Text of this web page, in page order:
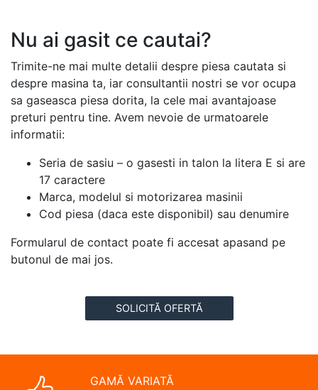
Nu ai gasit ce cautai?
Trimite-ne mai multe detalii despre piesa cautata si
despre masina ta, iar consultantii nostri se vor ocupa
sa gaseasca piesa dorita, la cele mai avantajoase
preturi pentru tine. Avem nevoie de urmatoarele
informatii:
Seria de sasiu – o gasesti in talon la litera E si are
17 caractere
Marca, modelul si motorizarea masinii
Cod piesa (daca este disponibil) sau denumire
Formularul de contact poate fi accesat apasand pe
butonul de mai jos.
SOLICITĂ OFERTĂ
GAMĂ VARIATĂ